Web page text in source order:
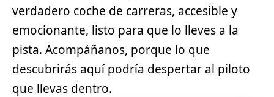
verdadero coche de carreras, accesible y
emocionante, listo para que lo lleves a la
pista. Acompáñanos, porque lo que
descubrirás aquí podría despertar al piloto
que llevas dentro.